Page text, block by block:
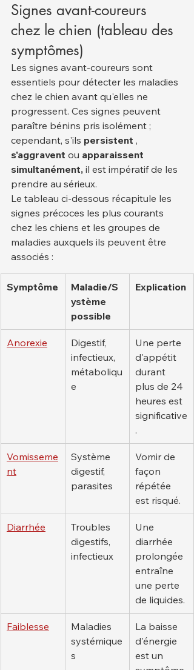
Signes avant-coureurs
chez le chien (tableau des
symptômes)
Les signes avant-coureurs sont
essentiels pour détecter les maladies
chez le chien avant qu'elles ne
progressent. Ces signes peuvent
paraître bénins pris isolément ;
cependant, s'ils persistent ,
s'aggravent ou apparaissent
simultanément, il est impératif de les
prendre au sérieux.
Le tableau ci-dessous récapitule les
signes précoces les plus courants
chez les chiens et les groupes de
maladies auxquels ils peuvent être
associés :
Symptôme
Maladie/S
ystème
possible
Explication
Anorexie
Digestif,
infectieux,
métaboliqu
e
Une perte
d'appétit
durant
plus de 24
heures est
significative
.
Vomisseme
nt
Système
digestif,
parasites
Vomir de
façon
répétée
est risqué.
Diarrhée
Troubles
digestifs,
infectieux
Une
diarrhée
prolongée
entraîne
une perte
de liquides.
Faiblesse
Maladies
systémique
s
La baisse
d'énergie
est un